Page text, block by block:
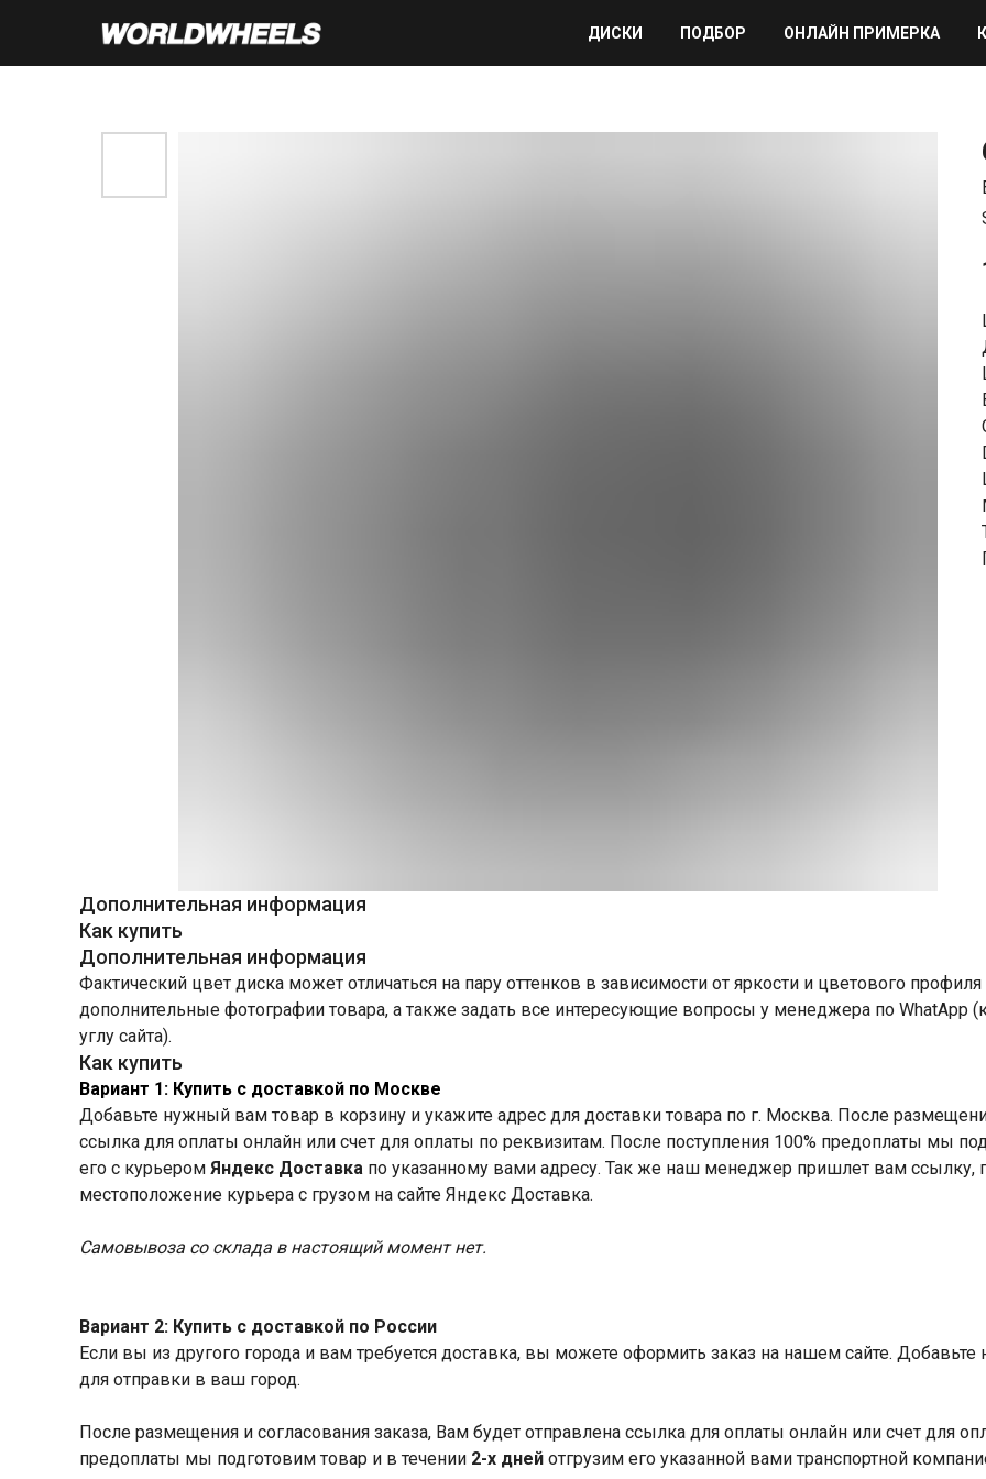
ДИСКИ ПОДБОР ОНЛАЙН ПРИМЕРКА
Дополнительная информация
Как купить
Дополнительная информация
Фактический цвет диска может отличаться на пару оттенков в зависимости от яркости и цветового
дополнительные фотографии товара, а также задать все интересующие вопросы у менеджера по WhatApp
углу сайта).
Как купить
Вариант 1: Купить с доставкой по Москве
Добавьте нужный вам товар в корзину и укажите адрес для доставки товара по г. Москва. После
ссылка для оплаты онлайн или счет для оплаты по реквизитам. После поступления 100% предоплаты мы
его с курьером Яндекс Доставка по указанному вами адресу. Так же наш менеджер пришлет вам ссылку,
местоположение курьера с грузом на сайте Яндекс Доставка.
Самовывоза со склада в настоящий момент нет.
Вариант 2: Купить с доставкой по России
Если вы из другого города и вам требуется доставка, вы можете оформить заказ на нашем сайте.
для отправки в ваш город.
После размещения и согласования заказа, Вам будет отправлена ссылка для оплаты онлайн или счет для
предоплаты мы подготовим товар и в течении 2-х дней отгрузим его указанной вами транспортной